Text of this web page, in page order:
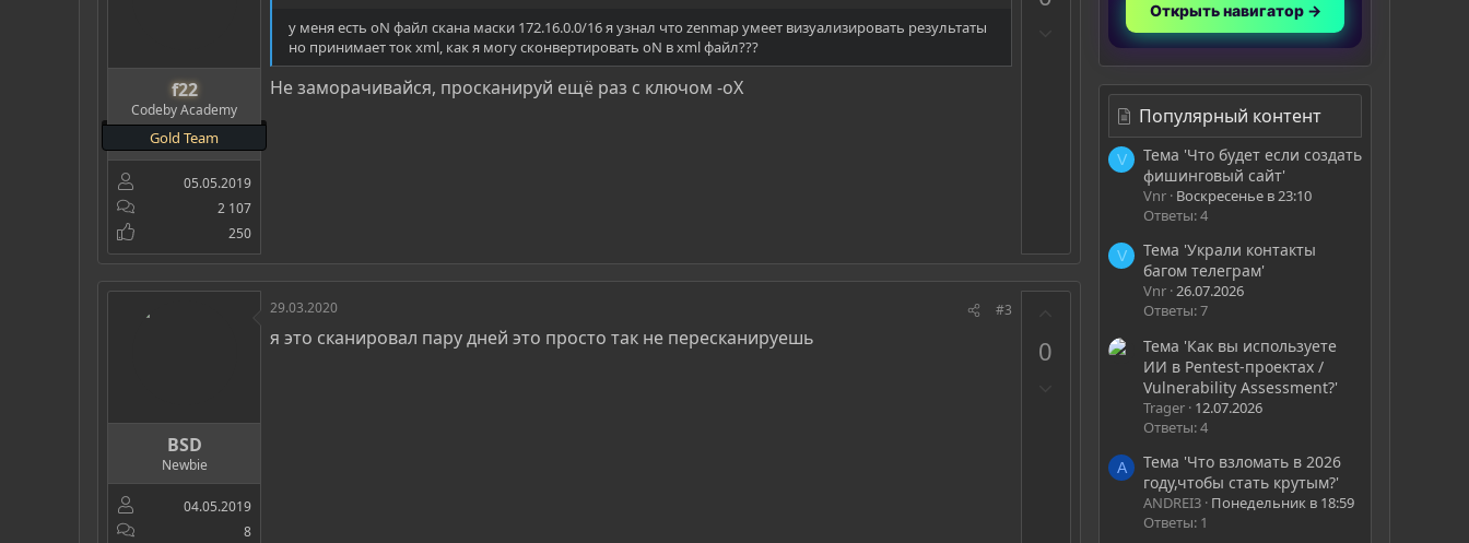
f22
Codeby Academy
Gold Team
05.05.2019
2 107
250
у меня есть oN файл скана маски 172.16.0.0/16 я узнал что zenmap умеет визуализировать результаты
но принимает ток xml, как я могу сконвертировать oN в xml файл???
Не заморачивайся, просканируй ещё раз с ключом -oX
BSD
Newbie
04.05.2019
8
29.03.2020 #3
я это сканировал пару дней это просто так не пересканируешь
0
Открыть навигатор →
Популярный контент
V
Тема 'Что будет если создать
фишинговый сайт'
Vnr Воскресенье в 23:10
Ответы: 4
V
Тема 'Украли контакты
багом телеграм'
Vnr 26.07.2026
Ответы: 7
Тема 'Как вы используете
ИИ в Pentest-проектах /
Vulnerability Assessment?'
Trager 12.07.2026
Ответы: 4
A
Тема 'Что взломать в 2026
году,чтобы стать крутым?'
ANDREI3 Понедельник в 18:59
Ответы: 1